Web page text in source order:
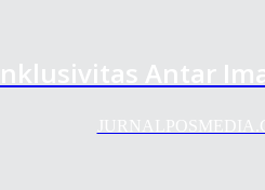
Antar